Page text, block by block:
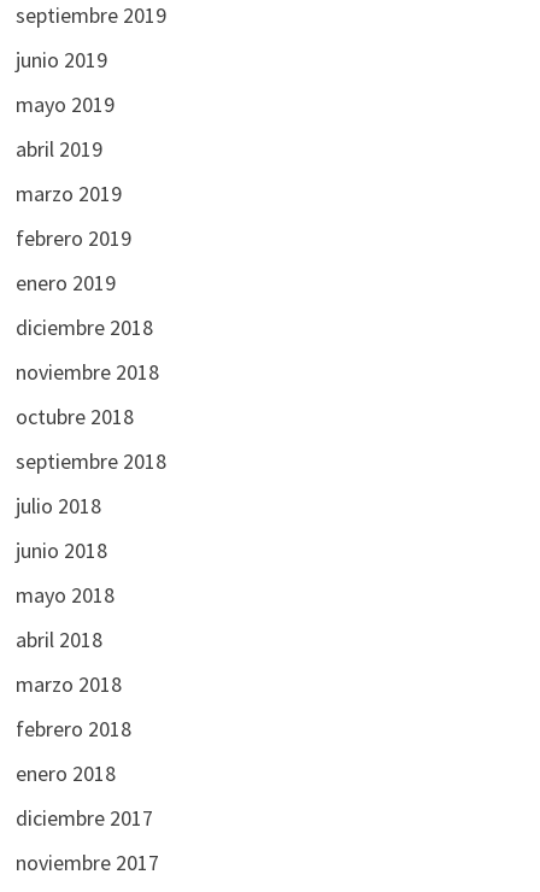
septiembre 2019
junio 2019
mayo 2019
abril 2019
marzo 2019
febrero 2019
enero 2019
diciembre 2018
noviembre 2018
octubre 2018
septiembre 2018
julio 2018
junio 2018
mayo 2018
abril 2018
marzo 2018
febrero 2018
enero 2018
diciembre 2017
noviembre 2017